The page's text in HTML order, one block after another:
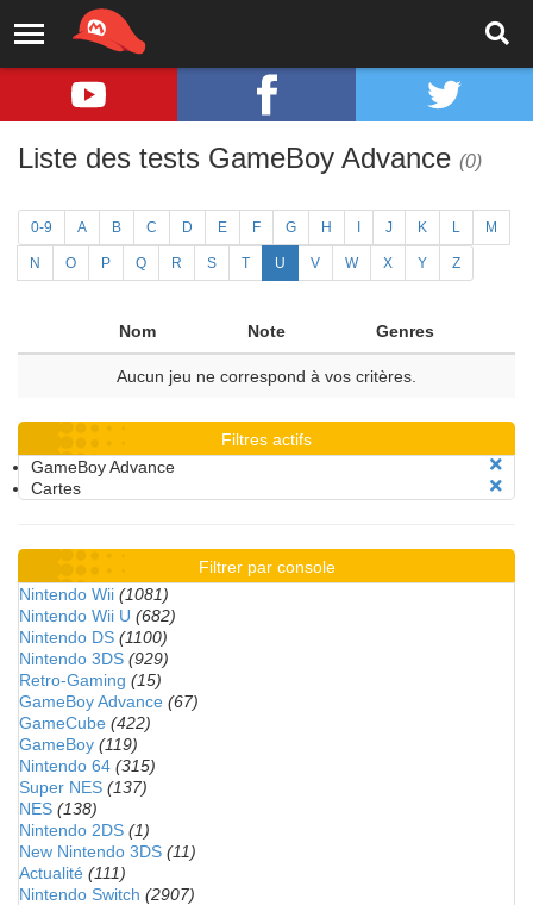
Liste des tests GameBoy Advance (0)
0-9 A B C D E F G H J K L M
N O P Q R S T U V W X Y Z
Nom Note Genres
Aucun jeu ne correspond à vos critères.
Filtres actifs
GameBoy Advance
Cartes
Filtrer par console
Nintendo Wii (1081)
Nintendo Wii U (682)
Nintendo DS (1100)
Nintendo 3DS (929)
Retro-Gaming (15)
GameBoy Advance (67)
GameCube (422)
GameBoy (119)
Nintendo 64 (315)
Super NES (137)
NES (138)
Nintendo 2DS (1)
New Nintendo 3DS (11)
Actualité (111)
Nintendo Switch (2907)